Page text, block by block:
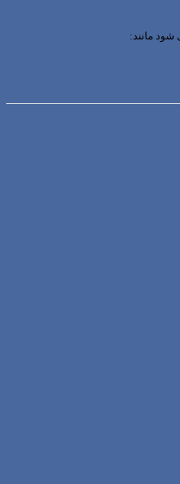
شود مانند: